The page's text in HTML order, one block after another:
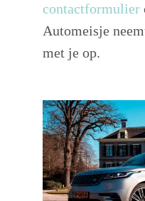
contactformulier
Automeisje
met je op.